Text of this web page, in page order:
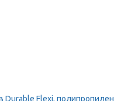
Flexi, полипропилен